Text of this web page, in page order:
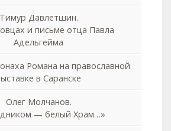
Тимур Давлетшин.
и письме отца Павла
Адельгейма
Романа на православной
в Саранске
Олег Молчанов.
— белый Храм…»